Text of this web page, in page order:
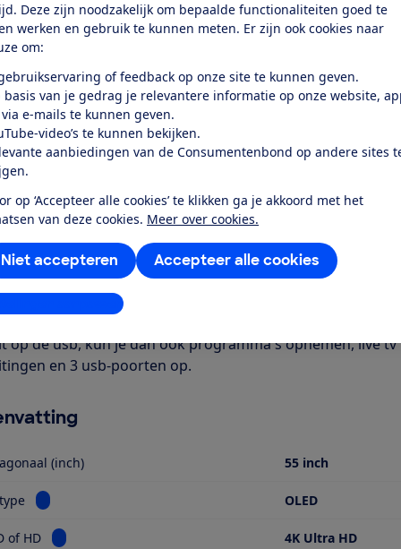
Deze zijn noodzakelijk om bepaalde functionaliteiten goed te
werken en gebruik te kunnen meten. Er zijn ook cookies naar
om:
of feedback op onze site te kunnen geven.
basis van je gedrag je relevantere informatie op onze website,
e-mails te kunnen geven.
video’s te kunnen bekijken.
aanbiedingen van de Consumentenbond op andere sites
op ‘Accepteer alle cookies’ te klikken ga je akkoord met het
van deze cookies. Meer over cookies.
Accepteer alle cookies
Niet accepteren
aanpassen
Al lid? Log in
dit product
door de Consumentenbond
Het is een smart-tv met onder meer apps voor Netflix en
Verder is deze tv geschikt voor HDR-beeldmateriaal.
bij Digitenne, kabel-tv en satelliet-tv providers. Je hebt wel
op de usb, kun je dan ook programma's opnemen, live
en 3 usb-poorten op.
(inch) 55 inch
Bekijk informatie voor Schermtype OLED
of HD Bekijk informatie voor Ultra HD of HD 4K Ultra HD